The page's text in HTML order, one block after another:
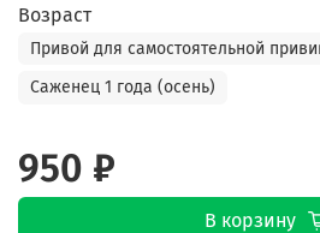
Возраст
Привой для самостоятельной
Саженец 1 года (осень)
950 ₽
В корзину